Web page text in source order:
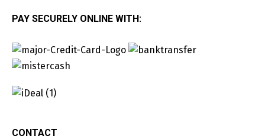
PAY SECURELY ONLINE WITH:
CONTACT